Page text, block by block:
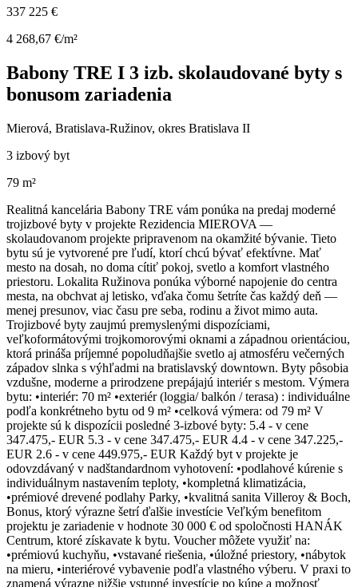
337 225 €
4 268,67 €/m²
Babony TRE I 3 izb. skolaudované byty s
bonusom zariadenia
Mierová, Bratislava-Ružinov, okres Bratislava II
3 izbový byt
79 m²
Realitná kancelária Babony TRE vám ponúka na predaj moderné
trojizbové byty v projekte Rezidencia MIEROVA —
skolaudovanom projekte pripravenom na okamžité bývanie. Tieto
bytu sú je vytvorené pre ľudí, ktorí chcú bývať efektívne. Mať
mesto na dosah, no doma cítiť pokoj, svetlo a komfort vlastného
priestoru. Lokalita Ružinova ponúka výborné napojenie do centra
mesta, na obchvat aj letisko, vďaka čomu šetríte čas každý deň —
menej presunov, viac času pre seba, rodinu a život mimo auta.
Trojizbové byty zaujmú premyslenými dispozíciami,
veľkoformátovými trojkomorovými oknami a západnou orientáciou,
ktorá prináša príjemné popoludňajšie svetlo aj atmosféru večerných
západov slnka s výhľadmi na bratislavský downtown. Byty pôsobia
vzdušne, moderne a prirodzene prepájajú interiér s mestom. Výmera
bytu: •interiér: 70 m² •exteriér (loggia/ balkón / terasa) : individuálne
podľa konkrétneho bytu od 9 m² •celková výmera: od 79 m² V
projekte sú k dispozícii posledné 3-izbové byty: 5.4 - v cene
347.475,- EUR 5.3 - v cene 347.475,- EUR 4.4 - v cene 347.225,-
EUR 2.6 - v cene 449.975,- EUR Každý byt v projekte je
odovzdávaný v nadštandardnom vyhotovení: •podlahové kúrenie s
individuálnym nastavením teploty, •kompletná klimatizácia,
•prémiové drevené podlahy Parky, •kvalitná sanita Villeroy & Boch,
Bonus, ktorý výrazne šetrí ďalšie investície Veľkým benefitom
projektu je zariadenie v hodnote 30 000 € od spoločnosti HANÁK
Centrum, ktoré získavate k bytu. Voucher môžete využiť na:
•prémiovú kuchyňu, •vstavané riešenia, •úložné priestory, •nábytok
na mieru, •interiérové vybavenie podľa vlastného výberu. V praxi to
znamená výrazne nižšie vstupné investície po kúpe a možnosť